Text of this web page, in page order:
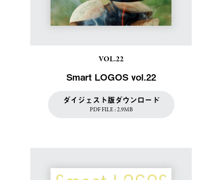
VOL.22
Smart LOGOS vol.22
ダイジェスト版ダウンロード
PDF FILE : 2.9MB